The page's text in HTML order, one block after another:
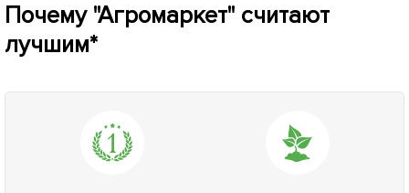
Почему "Агромаркет" считают
лучшим*